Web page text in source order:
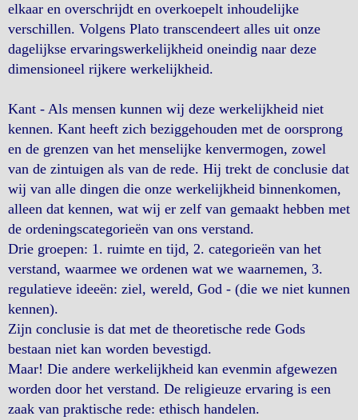
elkaar en overschrijdt en overkoepelt inhoudelijke
verschillen. Volgens Plato transcendeert alles uit onze
dagelijkse ervaringswerkelijkheid oneindig naar deze
dimensioneel rijkere werkelijkheid.
Kant - Als mensen kunnen wij deze werkelijkheid niet
kennen. Kant heeft zich beziggehouden met de oorsprong
en de grenzen van het menselijke kenvermogen, zowel
van de zintuigen als van de rede. Hij trekt de conclusie dat
wij van alle dingen die onze werkelijkheid binnenkomen,
alleen dat kennen, wat wij er zelf van gemaakt hebben met
de ordeningscategorieën van ons verstand.
Drie groepen: 1. ruimte en tijd, 2. categorieën van het
verstand, waarmee we ordenen wat we waarnemen, 3.
regulatieve ideeën: ziel, wereld, God - (die we niet kunnen
kennen).
Zijn conclusie is dat met de theoretische rede Gods
bestaan niet kan worden bevestigd.
Maar! Die andere werkelijkheid kan evenmin afgewezen
worden door het verstand. De religieuze ervaring is een
zaak van praktische rede: ethisch handelen.